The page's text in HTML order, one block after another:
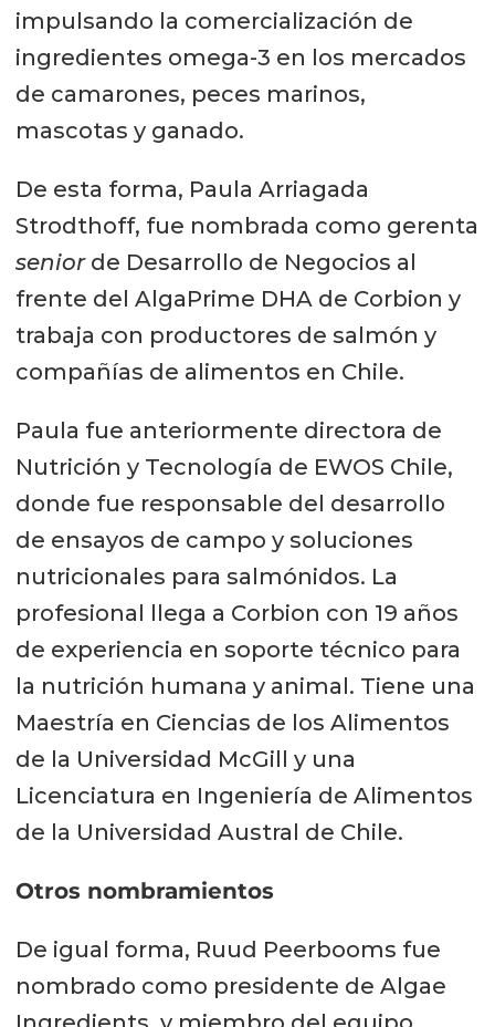
impulsando la comercialización de
ingredientes omega-3 en los mercados
de camarones, peces marinos,
mascotas y ganado.
De esta forma, Paula Arriagada
Strodthoff, fue nombrada como gerenta
seniorde Desarrollo de Negocios al
frente del AlgaPrime DHA de Corbion y
trabaja con productores de salmón y
compañías de alimentos en Chile.
Paula fue anteriormente directora de
Nutrición y Tecnología de EWOS Chile,
donde fue responsable del desarrollo
de ensayos de campo y soluciones
nutricionales para salmónidos. La
profesional llega a Corbion con 19 años
de experiencia en soporte técnico para
la nutrición humana y animal. Tiene una
Maestría en Ciencias de los Alimentos
de la Universidad McGill y una
Licenciatura en Ingeniería de Alimentos
de la Universidad Austral de Chile.
Otros nombramientos
De igual forma, Ruud Peerbooms fue
nombrado como presidente de Algae